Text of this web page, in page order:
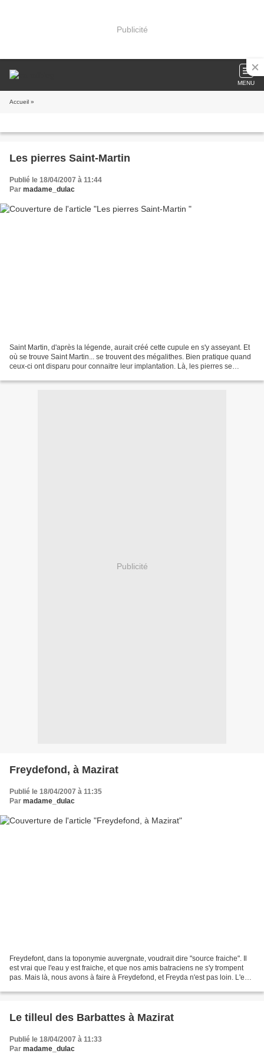
Publicité
MENU
Accueil »
Les pierres Saint-Martin
Publié le 18/04/2007 à 11:44
Par madame_dulac
Saint Martin, d'après la légende, aurait créé cette cupule en s'y asseyant. Et
où se trouve Saint Martin... se trouvent des mégalithes. Bien pratique quand
ceux-ci ont disparu pour connaitre leur implantation. Là, les pierres se
Publicité
Freydefond, à Mazirat
Publié le 18/04/2007 à 11:35
Par madame_dulac
Freydefont, dans la toponymie auvergnate, voudrait dire "source fraiche". Il
est vrai que l'eau y est fraiche, et que nos amis batraciens ne s'y trompent
pas. Mais là, nous avons à faire à Freydefond, et Freyda n'est pas loin. L'eau
Le tilleul des Barbattes à Mazirat
Publié le 18/04/2007 à 11:33
Par madame_dulac